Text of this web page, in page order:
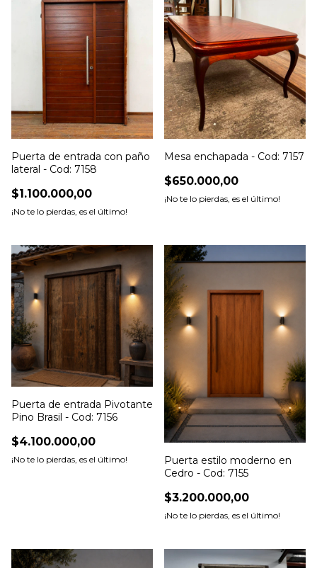
Puerta de entrada con paño
lateral - Cod: 7158
$1.100.000,00
¡No te lo pierdas, es el último!
Mesa enchapada - Cod: 7157
$650.000,00
¡No te lo pierdas, es el último!
Puerta de entrada Pivotante
Pino Brasil - Cod: 7156
$4.100.000,00
¡No te lo pierdas, es el último!
Puerta estilo moderno en
Cedro - Cod: 7155
$3.200.000,00
¡No te lo pierdas, es el último!